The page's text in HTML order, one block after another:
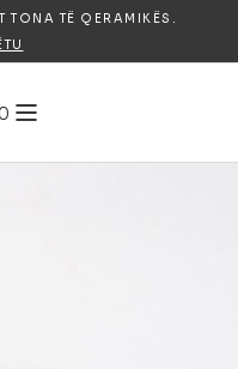
TONA TË QERAMIKËS.